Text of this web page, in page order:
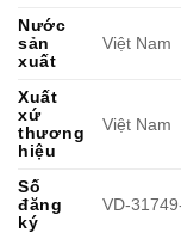
Nước
sản
xuất
Việt Nam
Xuất
xứ
thương
hiệu
Việt Nam
Số
đăng
ký
VD-